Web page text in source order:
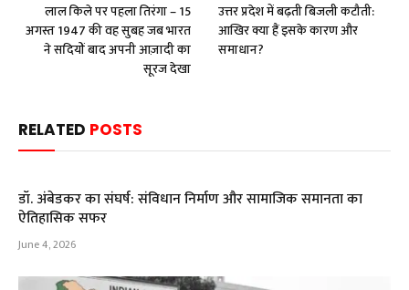
लाल किले पर पहला तिरंगा – 15
अगस्त 1947 की वह सुबह जब भारत
ने सदियों बाद अपनी आज़ादी का
सूरज देखा
उत्तर प्रदेश में बढ़ती बिजली कटौती:
आखिर क्या हैं इसके कारण और
समाधान?
RELATED POSTS
डॉ. अंबेडकर का संघर्ष: संविधान निर्माण और सामाजिक समानता का
ऐतिहासिक सफर
June 4, 2026